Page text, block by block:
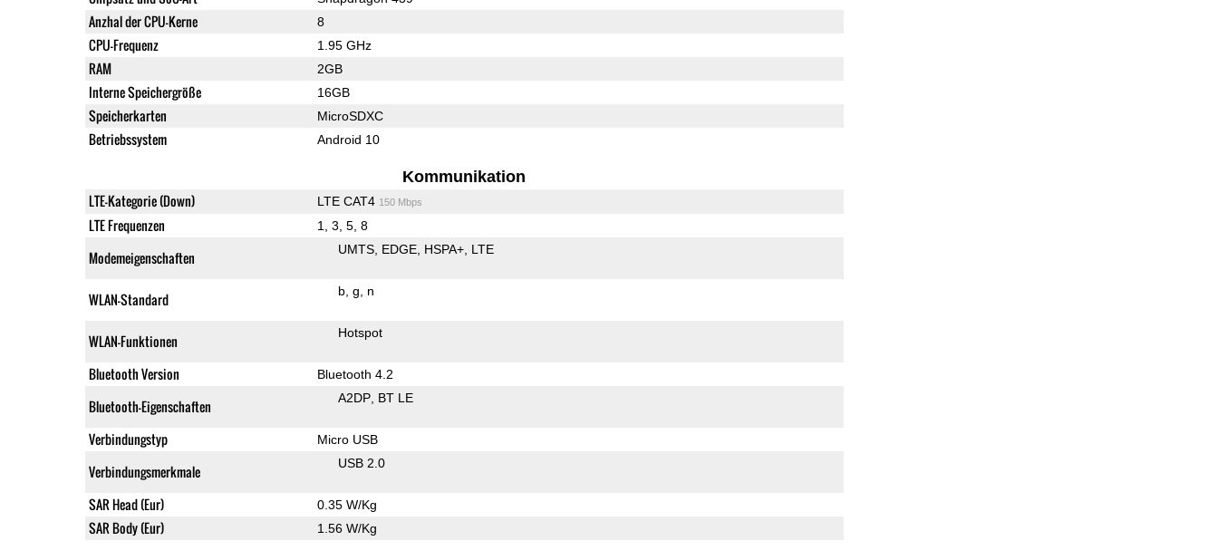
Anzhal der CPU-Kerne 8
CPU-Frequenz 1.95 GHz
RAM 2GB
Interne Speichergröße 16GB
Speicherkarten MicroSDXC
Betriebssystem Android 10
Kommunikation
LTE-Kategorie (Down) LTE CAT4 150 Mbps
LTE Frequenzen 1, 3, 5, 8
Modemeigenschaften UMTS EDGE HSPA+ LTE
WLAN-Standard b g n
WLAN-Funktionen Hotspot
Bluetooth Version Bluetooth 4.2
Bluetooth-Eigenschaften A2DP BT LE
Verbindungstyp Micro USB
Verbindungsmerkmale USB 2.0
SAR Head (Eur) 0.35 W/Kg
SAR Body (Eur) 1.56 W/Kg